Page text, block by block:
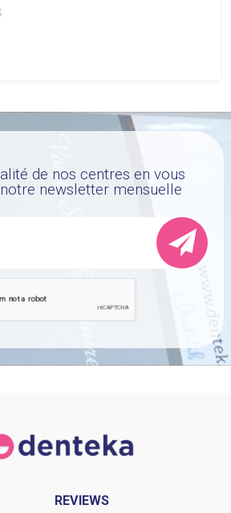
de nos centres en vous
newsletter mensuelle
REVIEWS